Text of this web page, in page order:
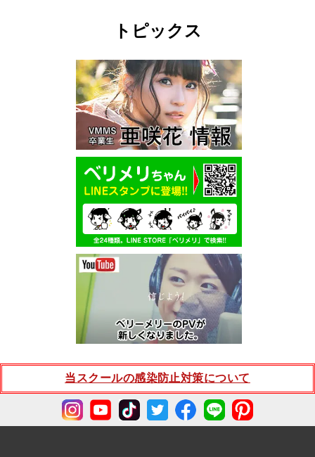
トピックス
当スクールの感染防止対策について